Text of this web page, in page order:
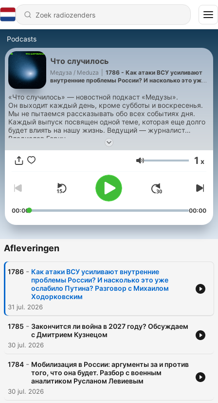
Podcasts
Что случилось
Медуза / Meduza
1786 - Как атаки ВСУ усиливают
внутренние проблемы России? И насколько это уже
Ходорковским
«Что случилось» — новостной подкаст «Медузы».
Он выходит каждый день, кроме субботы и воскресенья.
Мы не пытаемся рассказывать обо всех событиях дня.
Каждый выпуск посвящен одной теме, которая еще долго
будет влиять на нашу жизнь. Ведущий — журналист
Владислав Горин.
Volume 1 x
00:00 00:00
Afleveringen
1786 - Как атаки ВСУ усиливают внутренние
проблемы России? И насколько это уже
ослабило Путина? Разговор с Михаилом
Ходорковским
31 jul. 2026
1785 - Закончится ли война в 2027 году? Обсуждаем
с Дмитрием Кузнецом
30 jul. 2026
1784 - Мобилизация в России: аргументы за и против
того, что она будет. Разбор с военным
аналитиком Русланом Левиевым
30 jul. 2026